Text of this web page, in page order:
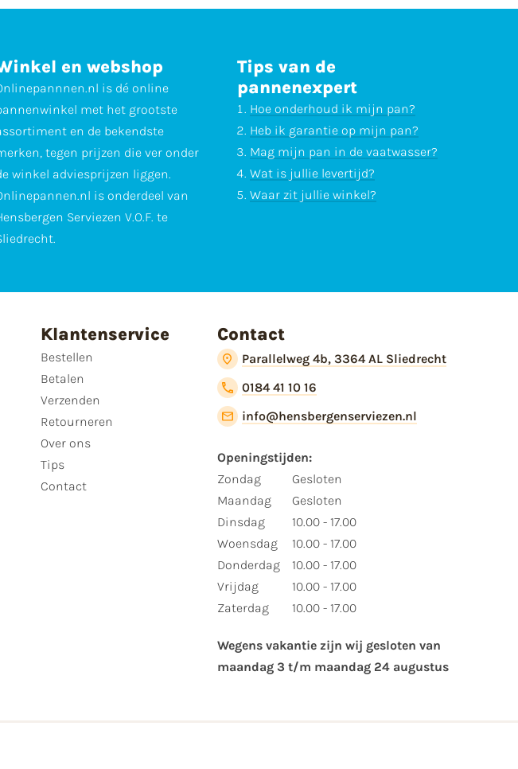
en webshop
is dé online
met het grootste
en de bekendste
tegen prijzen die ver onder
winkel adviesprijzen liggen.
is onderdeel van
Serviezen V.O.F. te
Tips van de
pannenexpert
Hoe onderhoud ik mijn pan?
Heb ik garantie op mijn pan?
Mag mijn pan in de vaatwasser?
Wat is jullie levertijd?
Waar zit jullie winkel?
Klantenservice
Bestellen
Betalen
Verzenden
Retourneren
Over ons
Tips
Contact
Contact
Parallelweg 4b, 3364 AL Sliedrecht
0184 41 10 16
info@hensbergenserviezen.nl
Openingstijden:​
​Zondag
Maandag
Dinsdag
Woensdag
Donderdag
Vrijdag
Zaterdag
Gesloten
Gesloten
10.00 - 17.00
10.00 - 17.00
10.00 - 17.00
10.00 - 17.00
10.00 - 17.00
Wegens vakantie zijn wij gesloten van ​
maandag 3 t/m maandag 24 augustus